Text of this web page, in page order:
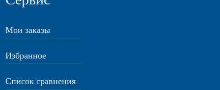
Мои заказы
Избранное
Список сравнения